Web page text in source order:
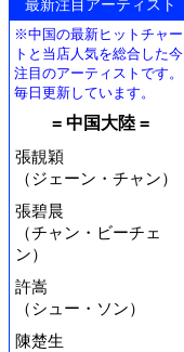
最新注目アーティスト
※中国の最新ヒットチャー
トと当店人気を総合した今
注目のアーティストです。
毎日更新しています。
= 中国大陸 =
張靚穎
（ジェーン・チャン）
張碧晨
（チャン・ビーチェ
ン）
許嵩
（シュー・ソン）
陳楚生